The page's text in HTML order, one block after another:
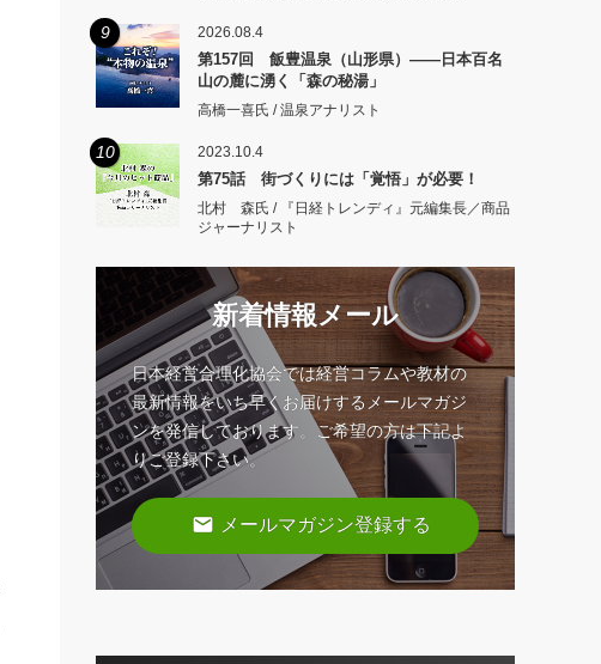
9 2026.08.4
第157回 飯豊温泉（山形県）――日本百名
山の麓に湧く「森の秘湯」
高橋一喜氏 / 温泉アナリスト
10 2023.10.4
第75話 街づくりには「覚悟」が必要！
北村 森氏 / 『日経トレンディ』元編集長／商品
ジャーナリスト
新着情報メール
日本経営合理化協会では経営コラムや教材の
最新情報をいち早くお届けするメールマガジ
ンを発信しております。ご希望の方は下記よ
りご登録下さい。
email メールマガジン登録する